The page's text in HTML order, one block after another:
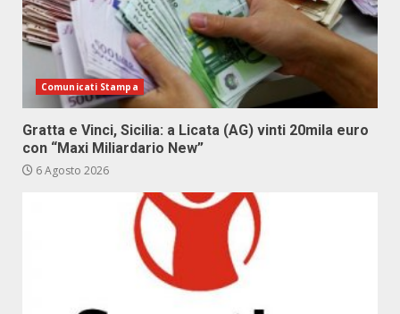
Comunicati Stampa
Gratta e Vinci, Sicilia: a Licata (AG) vinti 20mila euro
con “Maxi Miliardario New”
6 Agosto 2026